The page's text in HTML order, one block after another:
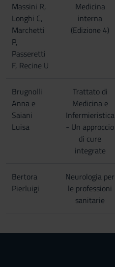
Massini R,
Longhi C,
Marchetti
P,
Passeretti
F, Recine U
Medicina
interna
(Edizione 4)
Brugnolli
Anna e
Saiani
Luisa
Trattato di
Medicina e
Infermieristica
- Un approccio
di cure
integrate
Bertora
Pierluigi
Neurologia per
le professioni
sanitarie